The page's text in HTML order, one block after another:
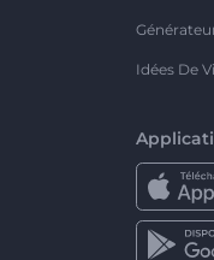
Idées De